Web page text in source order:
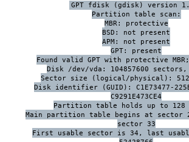
GPT fdisk (gdisk) version
Partition table scan:
MBR: protective
BSD: not present
APM: not present
GPT: present
Found valid GPT with protective
Disk /dev/vda: 104857600 sectors,
Sector size (logical/physical):
Disk identifier (GUID): C1E73477-
C9291E473CE4
Partition table holds up to 128
Main partition table begins at sector
sector 33
First usable sector is 34, last